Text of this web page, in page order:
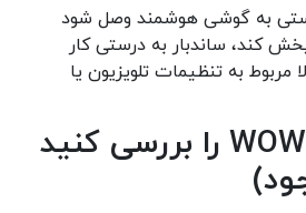
به گوشی هوشمند وصل شود
کند، ساندبار به درستی کار
به تنظیمات تلویزیون یا
اتصال دانگل WOW را بررسی کنید